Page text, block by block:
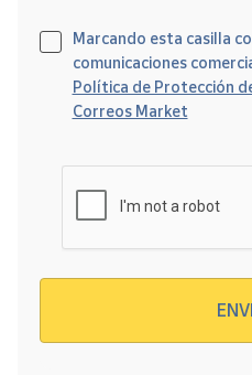
Marcando esta casilla
comunicaciones
Política de Protección
Correos Market